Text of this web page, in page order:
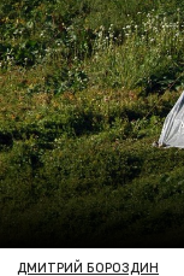
ДМИТРИЙ БОРОЗДИН